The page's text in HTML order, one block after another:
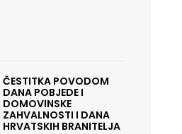
ČESTITKA POVODOM
DANA POBJEDE I
DOMOVINSKE
ZAHVALNOSTI I DANA
HRVATSKIH BRANITELJA